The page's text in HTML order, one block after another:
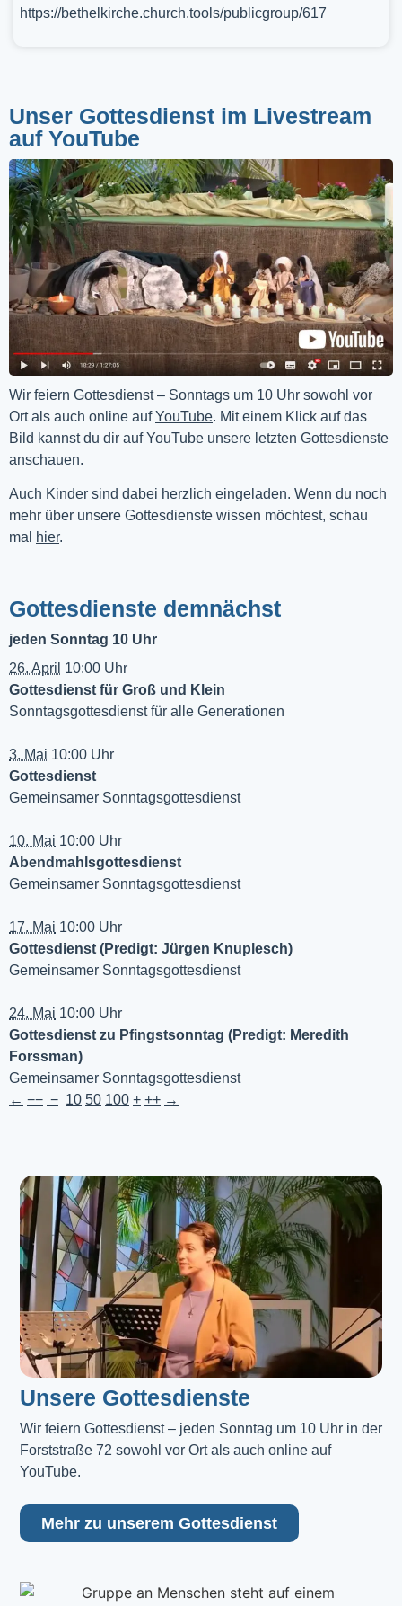
https://bethelkirche.church.tools/publicgroup/617
Unser Gottesdienst im Livestream
auf YouTube
Wir feiern Gottesdienst – Sonntags um 10 Uhr sowohl vor
Ort als auch online auf YouTube. Mit einem Klick auf das
Bild kannst du dir auf YouTube unsere letzten Gottesdienste
anschauen.
Auch Kinder sind dabei herzlich eingeladen. Wenn du noch
mehr über unsere Gottesdienste wissen möchtest, schau
mal
hier.
Gottesdienste demnächst
jeden Sonntag 10 Uhr
26. April 10:00 Uhr
Gottesdienst für Groß und Klein
Sonntagsgottesdienst für alle Generationen
3. Mai 10:00 Uhr
Gottesdienst
Gemeinsamer Sonntagsgottesdienst
10. Mai 10:00 Uhr
Abendmahlsgottesdienst
Gemeinsamer Sonntagsgottesdienst
17. Mai 10:00 Uhr
Gottesdienst (Predigt: Jürgen Knuplesch)
Gemeinsamer Sonntagsgottesdienst
24. Mai 10:00 Uhr
Gottesdienst zu Pfingstsonntag (Predigt: Meredith
Forssman)
Gemeinsamer Sonntagsgottesdienst
← −− − 10 50 100 + ++ →
Unsere Gottesdienste
Wir feiern Gottesdienst – jeden Sonntag um 10 Uhr in der
Forststraße 72 sowohl vor Ort als auch online auf
YouTube.
Mehr zu unserem Gottesdienst